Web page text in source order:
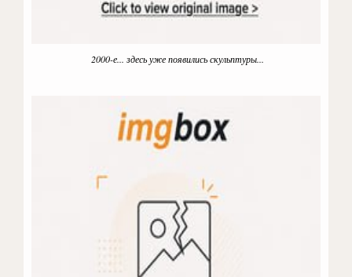
2000-е... здесь уже появились скульптуры...